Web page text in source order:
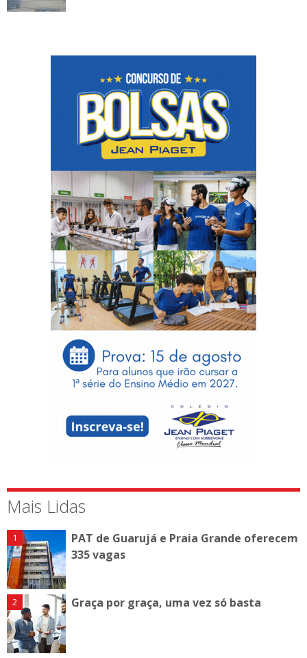
Mais Lidas
PAT de Guarujá e Praia Grande oferecem
335 vagas
Graça por graça, uma vez só basta